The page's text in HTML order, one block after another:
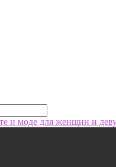
и моде для женщин и